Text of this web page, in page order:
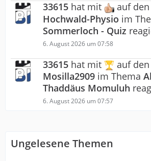
33615 hat mit
auf
Hochwald-Physio im
Sommerloch - Quiz
6. August 2026 um 07:58
33615 hat mit
auf
Mosilla2909 im Thema
Thaddäus Momuluh
6. August 2026 um 07:57
Ungelesene Themen